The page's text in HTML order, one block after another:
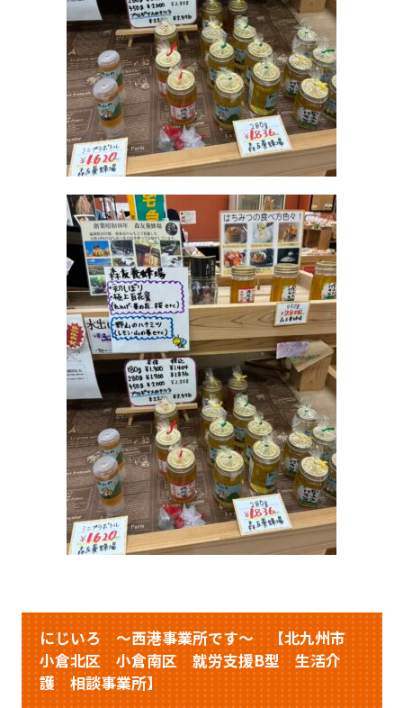
にじいろ ～西港事業所です～ 【北九州市
小倉北区 小倉南区 就労支援B型 生活介
護 相談事業所】